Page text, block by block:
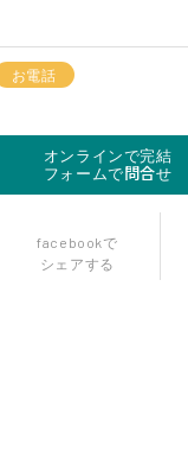
お電話
オンラインで完結
フォームで問合せ
facebookで